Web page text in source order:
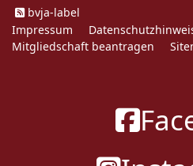
bvja-label
Impressum
Mitgliedschaft beantragen